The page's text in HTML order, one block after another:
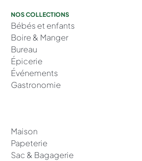
NOS COLLECTIONS
Bébés et enfants
Boire & Manger
Bureau
Épicerie
Événements
Gastronomie
Maison
Papeterie
Sac & Bagagerie